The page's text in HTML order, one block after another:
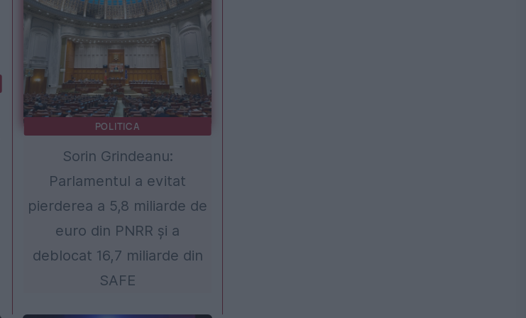
POLITICA
Sorin Grindeanu:
Parlamentul a evitat
pierderea a 5,8 miliarde de
euro din PNRR și a
deblocat 16,7 miliarde din
SAFE